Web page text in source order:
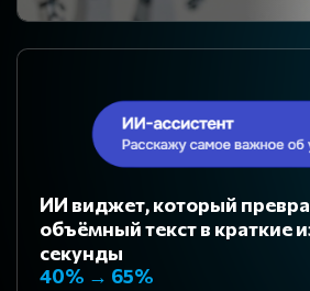
ИИ виджет, который
объёмный текст в краткие
секунды
40% → 65%